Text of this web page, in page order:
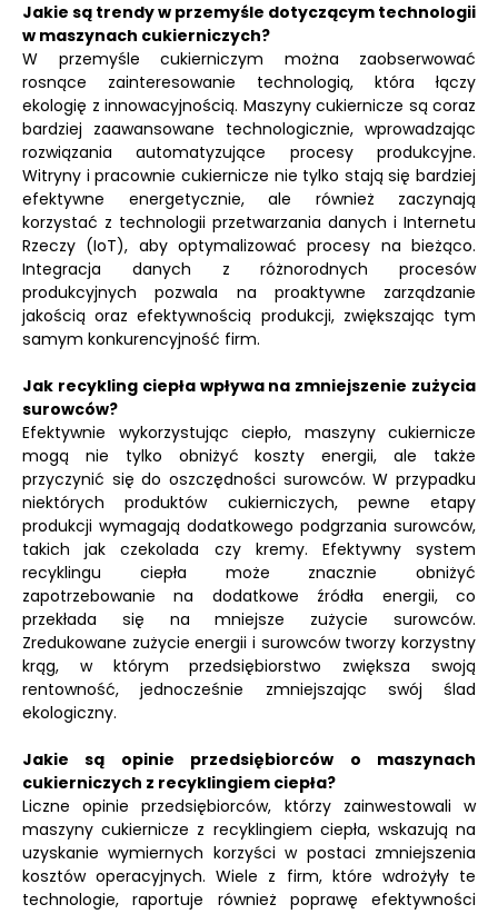
Jakie są trendy w przemyśle dotyczącym technologii
w maszynach cukierniczych?
W przemyśle cukierniczym można zaobserwować
rosnące zainteresowanie technologią, która łączy
ekologię z innowacyjnością. Maszyny cukiernicze są coraz
bardziej zaawansowane technologicznie, wprowadzając
rozwiązania automatyzujące procesy produkcyjne.
Witryny i pracownie cukiernicze nie tylko stają się bardziej
efektywne energetycznie, ale również zaczynają
korzystać z technologii przetwarzania danych i Internetu
Rzeczy (IoT), aby optymalizować procesy na bieżąco.
Integracja danych z różnorodnych procesów
produkcyjnych pozwala na proaktywne zarządzanie
jakością oraz efektywnością produkcji, zwiększając tym
samym konkurencyjność firm.
Jak recykling ciepła wpływa na zmniejszenie zużycia
surowców?
Efektywnie wykorzystując ciepło, maszyny cukiernicze
mogą nie tylko obniżyć koszty energii, ale także
przyczynić się do oszczędności surowców. W przypadku
niektórych produktów cukierniczych, pewne etapy
produkcji wymagają dodatkowego podgrzania surowców,
takich jak czekolada czy kremy. Efektywny system
recyklingu ciepła może znacznie obniżyć
zapotrzebowanie na dodatkowe źródła energii, co
przekłada się na mniejsze zużycie surowców.
Zredukowane zużycie energii i surowców tworzy korzystny
krąg, w którym przedsiębiorstwo zwiększa swoją
rentowność, jednocześnie zmniejszając swój ślad
ekologiczny.
Jakie są opinie przedsiębiorców o maszynach
cukierniczych z recyklingiem ciepła?
Liczne opinie przedsiębiorców, którzy zainwestowali w
maszyny cukiernicze z recyklingiem ciepła, wskazują na
uzyskanie wymiernych korzyści w postaci zmniejszenia
kosztów operacyjnych. Wiele z firm, które wdrożyły te
technologie, raportuje również poprawę efektywności